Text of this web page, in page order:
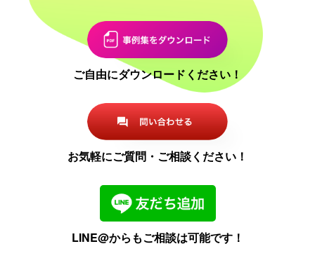
ご自由にダウンロードください！
お気軽にご質問・ご相談ください！
LINE@からもご相談は可能です！